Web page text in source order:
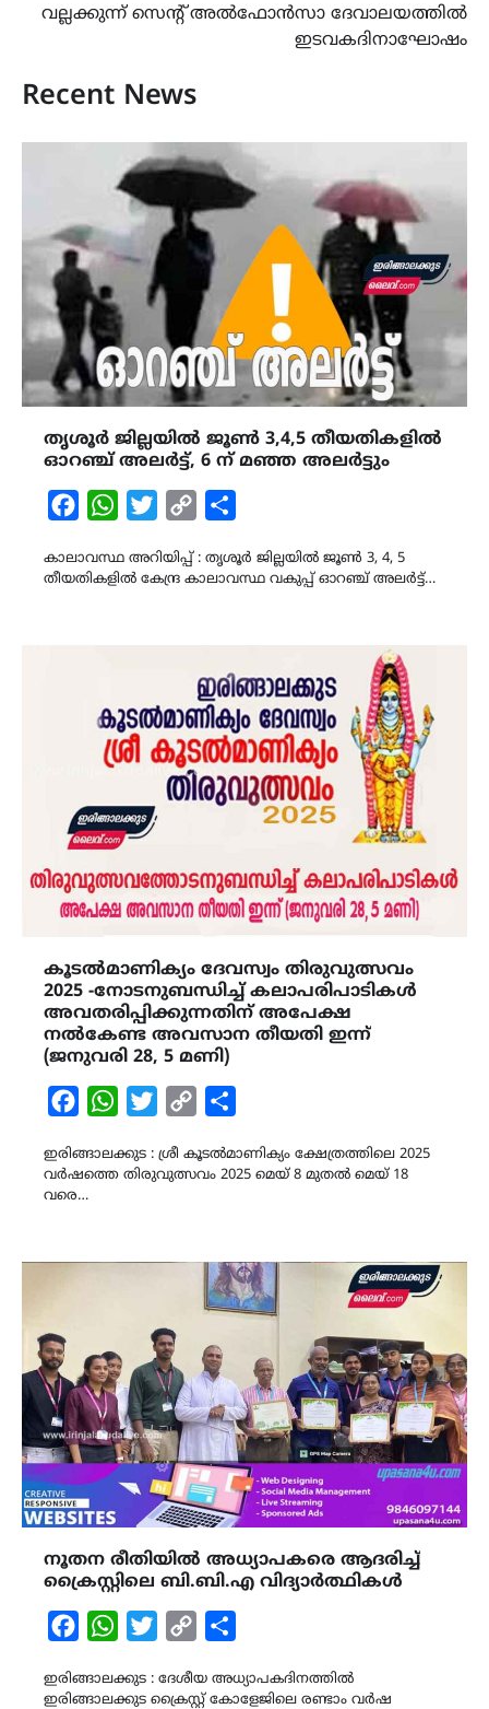
വല്ലക്കുന്ന് സെൻ്റ് അൽഫോൻസാ ദേവാലയത്തിൽ
ഇടവകദിനാഘോഷം
Recent News
തൃശൂർ ജില്ലയിൽ ജൂൺ 3,4,5 തീയതികളിൽ
ഓറഞ്ച് അലർട്ട്, 6 ന് മഞ്ഞ അലർട്ടും
FacebookWhatsAppTwitterCopy
കാലാവസ്ഥ അറിയിപ്പ് : തൃശൂർ ജില്ലയിൽ ജൂൺ 3, 4, 5
തീയതികളിൽ കേന്ദ്ര കാലാവസ്ഥ വകുപ്പ് ഓറഞ്ച് അലർട്ട്…
കൂടൽമാണിക്യം ദേവസ്വം തിരുവുത്സവം
2025 -നോടനുബന്ധിച്ച് കലാപരിപാടികൾ
അവതരിപ്പിക്കുന്നതിന് അപേക്ഷ
നൽകേണ്ട അവസാന തീയതി ഇന്ന്
(ജനുവരി 28, 5 മണി)
FacebookWhatsAppTwitterCopy
ഇരിങ്ങാലക്കുട : ശ്രീ കൂടൽമാണിക്യം ക്ഷേത്രത്തിലെ 2025
വർഷത്തെ തിരുവുത്സവം 2025 മെയ് 8 മുതൽ മെയ് 18
വരെ…
നൂതന രീതിയിൽ അധ്യാപകരെ ആദരിച്ച്
ക്രൈസ്റ്റിലെ ബി.ബി.എ വിദ്യാർത്ഥികൾ
FacebookWhatsAppTwitterCopy
ഇരിങ്ങാലക്കുട : ദേശീയ അധ്യാപകദിനത്തിൽ
ഇരിങ്ങാലക്കുട ക്രൈസ്റ്റ് കോളേജിലെ രണ്ടാം വർഷ